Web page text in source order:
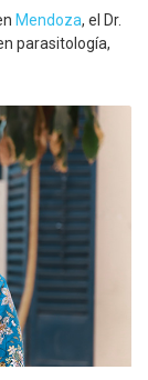
Mendoza, el Dr.
parasitología,